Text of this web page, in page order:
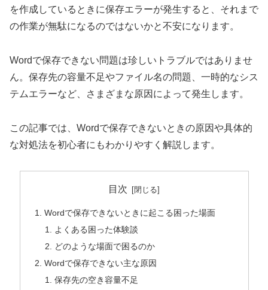
を作成しているときに保存エラーが発生すると、それまで
の作業が無駄になるのではないかと不安になります。
Wordで保存できない問題は珍しいトラブルではありませ
ん。保存先の容量不足やファイル名の問題、一時的なシス
テムエラーなど、さまざまな原因によって発生します。
この記事では、Wordで保存できないときの原因や具体的
な対処法を初心者にもわかりやすく解説します。
目次
Wordで保存できないときに起こる困った場面
よくある困った体験談
どのような場面で困るのか
Wordで保存できない主な原因
保存先の空き容量不足